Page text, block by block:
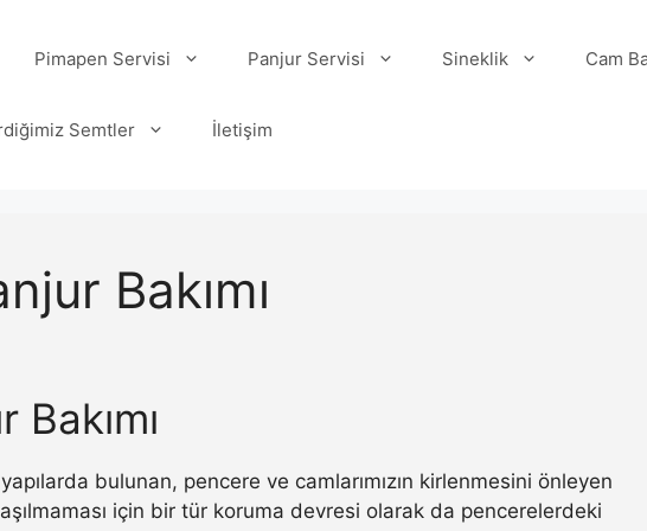
Pimapen Servisi Panjur Servisi Sineklik Cam
Semtler İletişim
Bakımı
bulunan, pencere ve camlarımızın kirlenmesini önleyen
için bir tür koruma devresi olarak da pencerelerdeki